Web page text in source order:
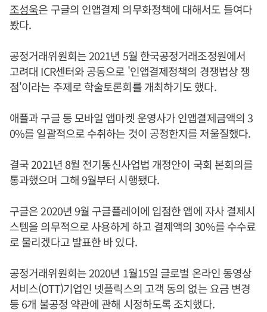
조성욱은 구글의 인앱결제 의무화정책에 대해서도 들여다
봤다.
공정거래위원회는 2021년 5월 한국공정거래조정원에서
고려대 ICR센터와 공동으로 '인앱결제정책의 경쟁법상 쟁
점'이라는 주제로 학술토론회를 개최하기도 했다.
애플과 구글 등 모바일 앱마켓 운영사가 인앱결제금액의 3
0%를 일괄적으로 수취하는 것이 공정한지를 저울질했다.
결국 2021년 8월 전기통신사업법 개정안이 국회 본회의를
통과했으며 그해 9월부터 시행됐다.
구글은 2020년 9월 구글플레이에 입점한 앱에 자사 결제시
스템을 의무적으로 사용하게 하고 결제액의 30%를 수수료
로 물리겠다고 발표한 바 있다.
공정거래위원회는 2020년 1월15일 글로벌 온라인 동영상
서비스(OTT)기업인 넷플릭스의 고객 동의 없는 요금 변경
등 6개 불공정 약관에 관해 시정하도록 조치했다.